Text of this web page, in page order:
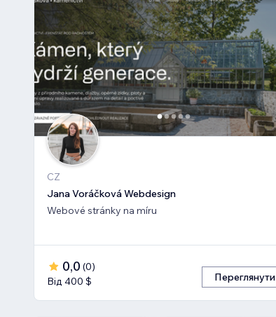
CZ
Jana Voráčková Webdesign
Webové stránky na míru
0,0 (0)
Від 400 $
Переглянути